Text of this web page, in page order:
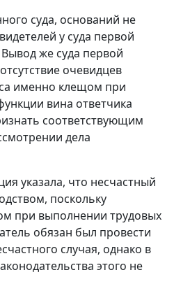
суда, оснований не
у суда первой
же суда первой
очевидцев
именно клещом при
вина ответчика
соответствующим
дела
указала, что несчастный
поскольку
при выполнении трудовых
обязан был провести
случая, однако в
этого не